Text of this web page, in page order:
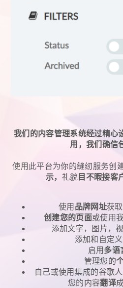
我们的内容管理系统经过精心
用，我们确信
使用此平台为你的缝纫服务创
示， 礼貌目不暇接客
使用品牌网址获
创建您的页面或使用
添加文字，图片，
添加和自定
启用多语
管理您的
自己或使用集成的谷歌
您的内容翻译